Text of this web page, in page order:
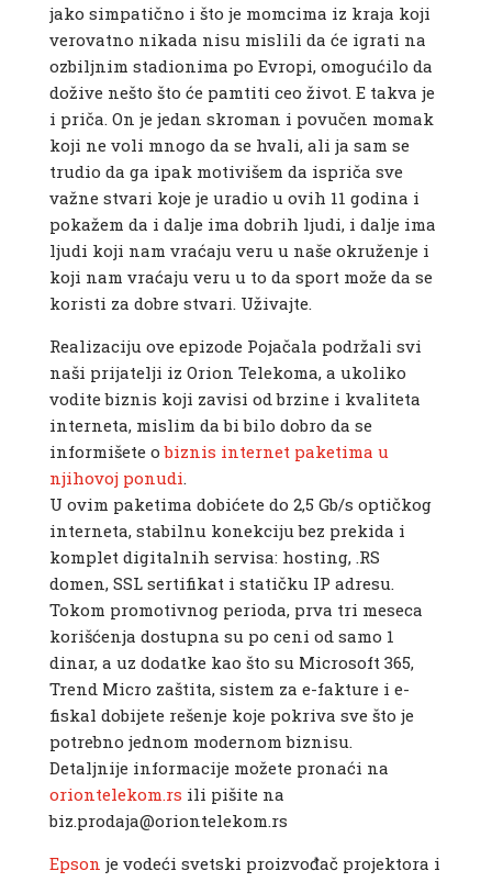
jako simpatično i što je momcima iz kraja koji
verovatno nikada nisu mislili da će igrati na
ozbiljnim stadionima po Evropi, omogućilo da
dožive nešto što će pamtiti ceo život. E takva je
i priča. On je jedan skroman i povučen momak
koji ne voli mnogo da se hvali, ali ja sam se
trudio da ga ipak motivišem da ispriča sve
važne stvari koje je uradio u ovih 11 godina i
pokažem da i dalje ima dobrih ljudi, i dalje ima
ljudi koji nam vraćaju veru u naše okruženje i
koji nam vraćaju veru u to da sport može da se
koristi za dobre stvari. Uživajte.
Realizaciju ove epizode Pojačala podržali svi
naši prijatelji iz Orion Telekoma, a ukoliko
vodite biznis koji zavisi od brzine i kvaliteta
interneta, mislim da bi bilo dobro da se
informišete obiznis internet paketima u
njihovoj ponudi.
U ovim paketima dobićete do 2,5 Gb/s optičkog
interneta, stabilnu konekciju bez prekida i
komplet digitalnih servisa: hosting, .RS
domen, SSL sertifikat i statičku IP adresu.
Tokom promotivnog perioda, prva tri meseca
korišćenja dostupna su po ceni od samo 1
dinar, a uz dodatke kao što su Microsoft 365,
Trend Micro zaštita, sistem za e-fakture i e-
fiskal dobijete rešenje koje pokriva sve što je
potrebno jednom modernom biznisu.
Detaljnije informacije možete pronaći na
oriontelekom.rs ili pišite na
biz.prodaja@oriontelekom.rs
Epson je vodeći svetski proizvođač projektora i